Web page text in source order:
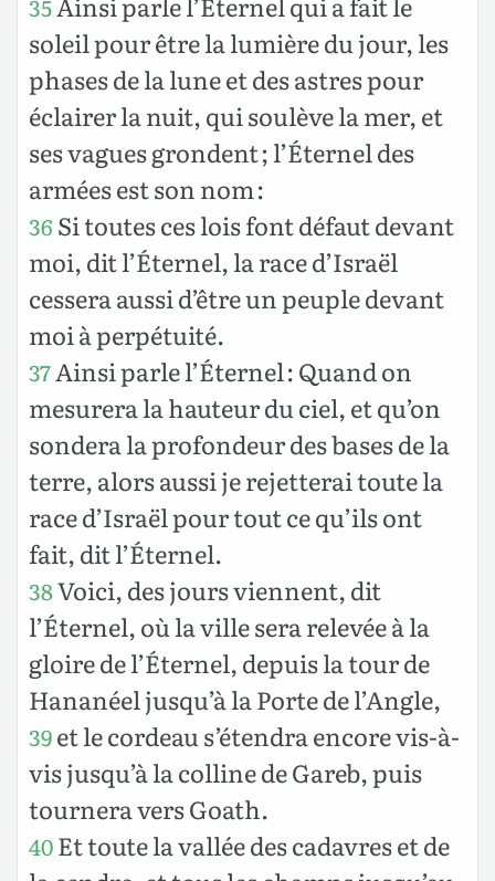
35
soleil pour être la lumière du jour, les
phases de la lune et des astres pour
éclairer la nuit, qui soulève la mer, et
ses vagues grondent ; l’Éternel des
armées est son nom :
36 Si toutes ces lois font défaut devant
moi, dit l’Éternel, la race d’Israël
cessera aussi d’être un peuple devant
moi à perpétuité.
37Ainsi parle l’Éternel : Quand on
mesurera la hauteur du ciel, et qu’on
sondera la profondeur des bases de la
terre, alors aussi je rejetterai toute la
race d’Israël pour tout ce qu’ils ont
fait, dit l’Éternel.
38Voici, des jours viennent, dit
l’Éternel, où la ville sera relevée à la
gloire de l’Éternel, depuis la tour de
Hananéel jusqu’à la Porte de l’Angle,
39et le cordeau s’étendra encore vis-à-
vis jusqu’à la colline de Gareb, puis
tournera vers Goath.
40Et toute la vallée des cadavres et de